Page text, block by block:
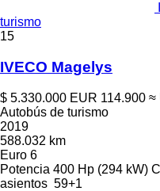
turismo
15
IVECO Magelys
$ 5.330.000 EUR 114.900 ≈
Autobús de turismo
2019
588.032 km
Euro 6
Potencia 400 Hp (294 kW)
asientos 59+1